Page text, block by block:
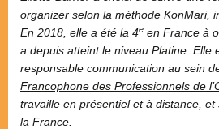
organizer selon la méthode KonMari,
En 2018, elle a été la 4e en France à
a depuis atteint le niveau Platine. Elle
responsable communication au sein
Francophone des Professionnels de
travaille en présentiel et à distance,
la France.